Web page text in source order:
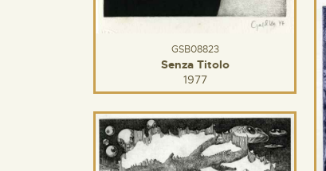
GSB08823
Senza Titolo
1977